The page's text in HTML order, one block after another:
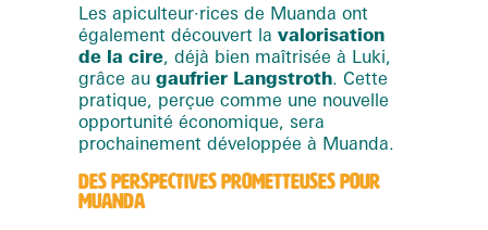
Les apiculteur·rices de Muanda ont
également découvert la valorisation
de la cire, déjà bien maîtrisée à Luki,
grâce au gaufrier Langstroth. Cette
pratique, perçue comme une nouvelle
opportunité économique, sera
prochainement développée à Muanda.
DES PERSPECTIVES PROMETTEUSES POUR
MUANDA